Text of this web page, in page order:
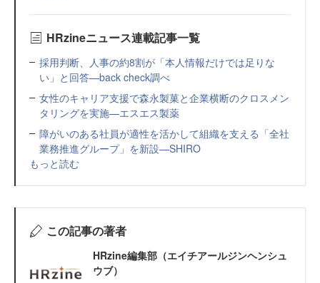
HRzineニュース連載記事一覧
採用判断、人事の約8割が「本人情報だけでは足りな
い」と回答—back check調べ
女性のキャリア支援で森永製菓と企業横断のクロスメン
タリングを実施—エスエス製薬
障がいのある社員が適性を活かして組織を支える「全社
業務推進グループ」を新設—SHIRO
もっと読む
この記事の著者
HRzine編集部（エイチアールジンヘンシュ
ウブ）